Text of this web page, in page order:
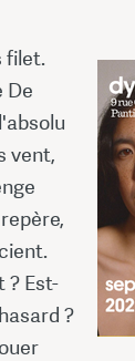
filet.
De
vent,
? Est-
?